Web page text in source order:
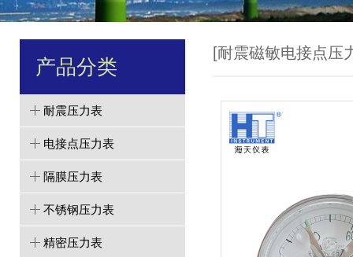
产品分类
耐震压力表
电接点压力表
隔膜压力表
不锈钢压力表
精密压力表
[耐震磁敏电接点压